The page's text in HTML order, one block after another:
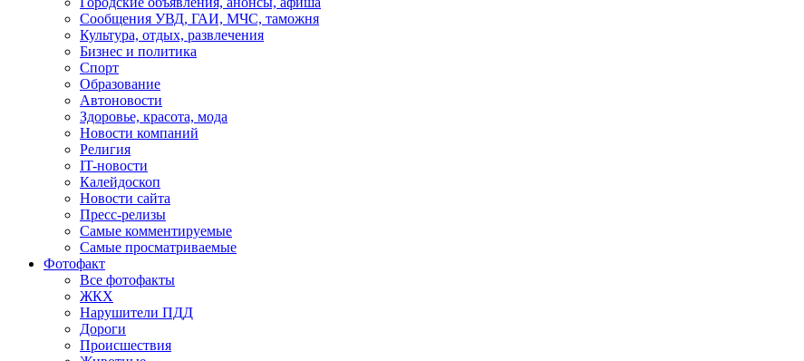
Сообщения УВД, ГАИ, МЧС, таможня
Культура, отдых, развлечения
Бизнес и политика
Спорт
Образование
Автоновости
Здоровье, красота, мода
Новости компаний
Религия
IT-новости
Калейдоскоп
Новости сайта
Пресс-релизы
Самые комментируемые
Самые просматриваемые
Фотофакт
Все фотофакты
ЖКХ
Нарушители ПДД
Дороги
Происшествия